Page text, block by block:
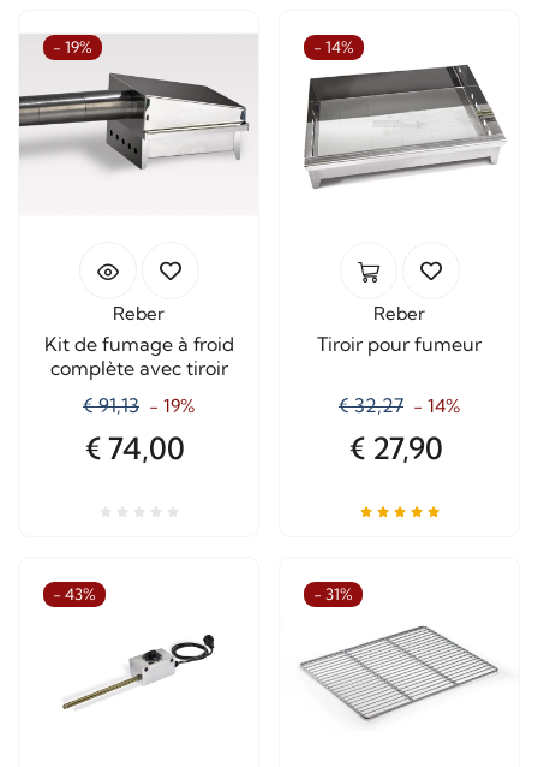
- 19%
Reber
Kit de fumage à froid
complète avec tiroir
€ 91,13 - 19%
€ 74,00
- 14%
Reber
Tiroir pour fumeur
€ 32,27 - 14%
€ 27,90
- 43% - 31%